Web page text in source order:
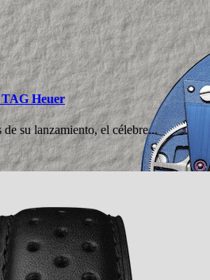
Heuer
su lanzamiento, el célebre...